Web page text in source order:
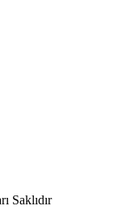
Saklıdır